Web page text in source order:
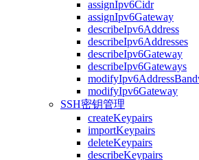
assignIpv6Cidr
assignIpv6Gateway
describeIpv6Address
describeIpv6Addresses
describeIpv6Gateway
describeIpv6Gateways
modifyIpv6Gateway
SSH密钥管理
createKeypairs
importKeypairs
deleteKeypairs
describeKeypairs